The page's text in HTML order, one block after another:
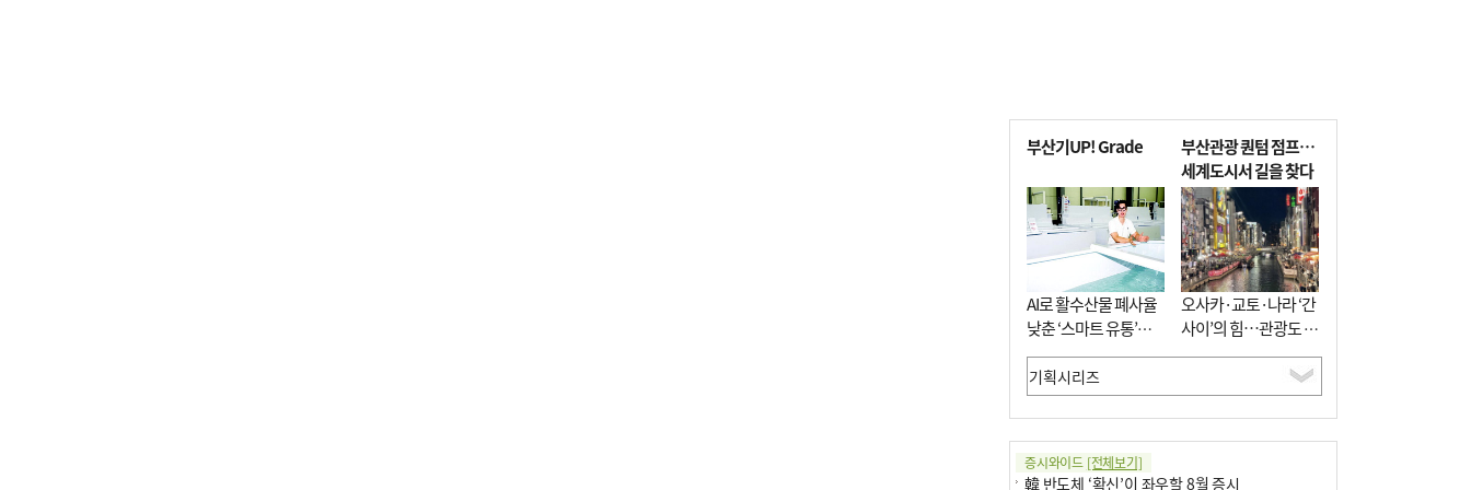
부산기UP! Grade
AI로 활수산물 폐사율
낮춘 ‘스마트 유통’…
사막·산악지대 수출
도전
부산관광 퀀텀 점프…
세계도시서 길을 찾다
오사카·교토·나라 ‘간
사이’의 힘…관광도 뭉
쳐야 흥한다
증시와이드 [전체보기]
韓 반도체 ‘확신’이 좌우할 8월 증시